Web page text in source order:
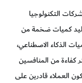
التكنولوجيا
كميات ضخمة من
الذكاء الاصطناعي،
كفاءة من المنافسين
العملاء قادرين على